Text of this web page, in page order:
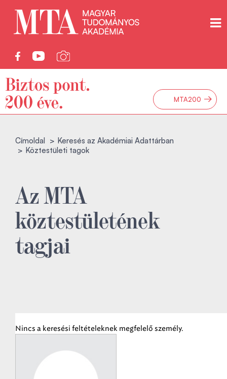
MTA200 →
Címoldal
Keresés az Akadémiai Adattárban
Köztestületi tagok
Az MTA
köztestületének
tagjai
Nincs a keresési feltételeknek megfelelő személy.